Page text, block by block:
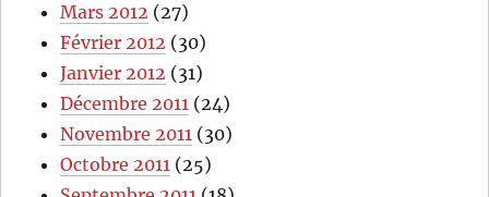
Mars 2012 (27)
Février 2012 (30)
Janvier 2012 (31)
Décembre 2011 (24)
Novembre 2011 (30)
Octobre 2011 (25)